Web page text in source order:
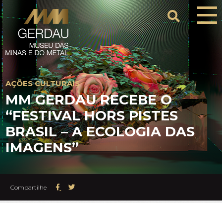
AÇÕES CULTURAIS
MM GERDAU RECEBE O
“FESTIVAL HORS PISTES
BRASIL – A ECOLOGIA DAS
IMAGENS”
Compartilhe